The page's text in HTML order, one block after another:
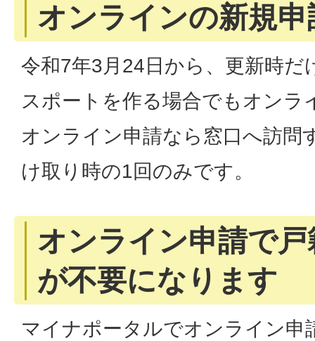
オンラインの新規
令和7年3月24日から、更新時だ
スポートを作る場合でもオンラ
オンライン申請なら窓口へ訪問
け取り時の1回のみです。
オンライン申請で
が不要になります
マイナポータルでオンライン申